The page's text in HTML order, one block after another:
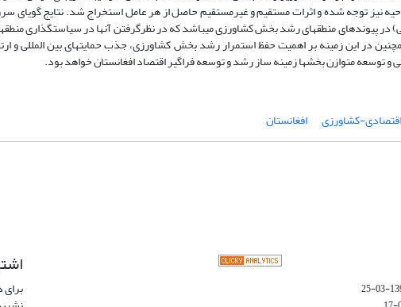
نیز توجه شده و اثرات مستقیم و غیرمستقیم حاصل از هر عامل استخراج شد. نتایج گویای
در پیوندهای منطقه­ای رشد بخش کشاورزی می­باشد که در نظرگرفتن آن­ها در سیاست­گذاری
در این زمینه بر اهمیت حفظ استمرار رشد بخش کشاورزی، جذب حمایت­های بین­ المللی و
متوازن بخش­ها زمینه ­ساز رشد و توسعه فراگیر اقتصاد افغانستان خواهد بود.
کشاورزی افغانستان